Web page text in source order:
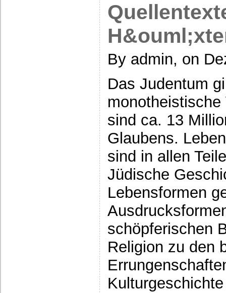
By admin, on
Das Judentum
sind ca. 13
Glaubens.
sind in allen
Jüdische
Lebensformen
schöpferischen
Religion zu den